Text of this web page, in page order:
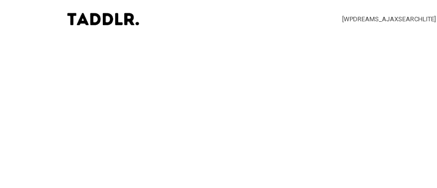
[WPDREAMS_AJAXSEARCHLITE]